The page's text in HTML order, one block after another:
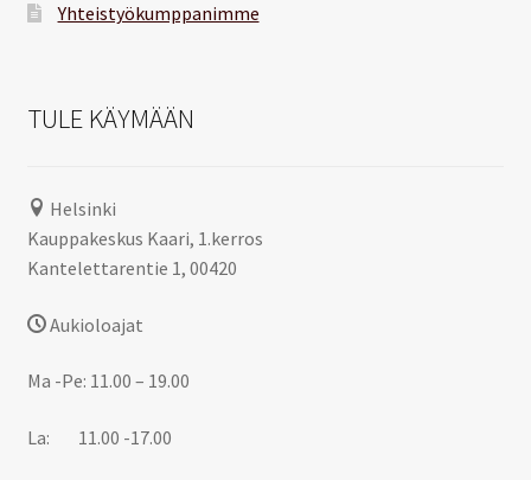
Yhteistyökumppanimme
TULE KÄYMÄÄN
Helsinki
Kauppakeskus Kaari, 1.kerros
Kantelettarentie 1, 00420
Aukioloajat
Ma -Pe: 11.00 – 19.00
La: 11.00 -17.00